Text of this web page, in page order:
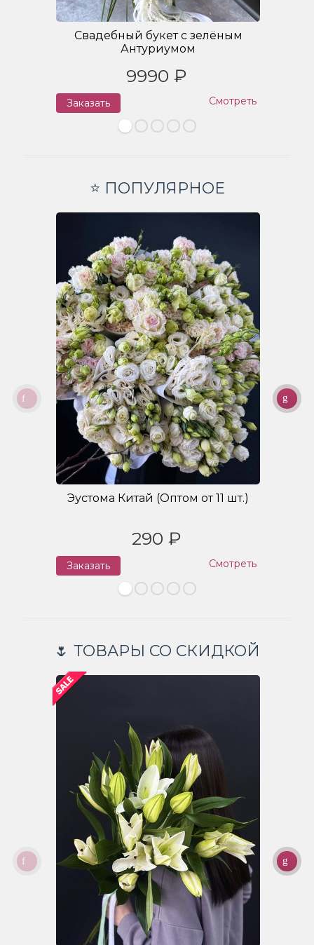
Свадебный букет с зелёным
Антуриумом
9990 ₽
Заказать Смотреть
⭐ ПОПУЛЯРНОЕ
Эустома Китай (Оптом от 11 шт.)
290 ₽
Заказать Смотреть
🌷 ТОВАРЫ СО СКИДКОЙ